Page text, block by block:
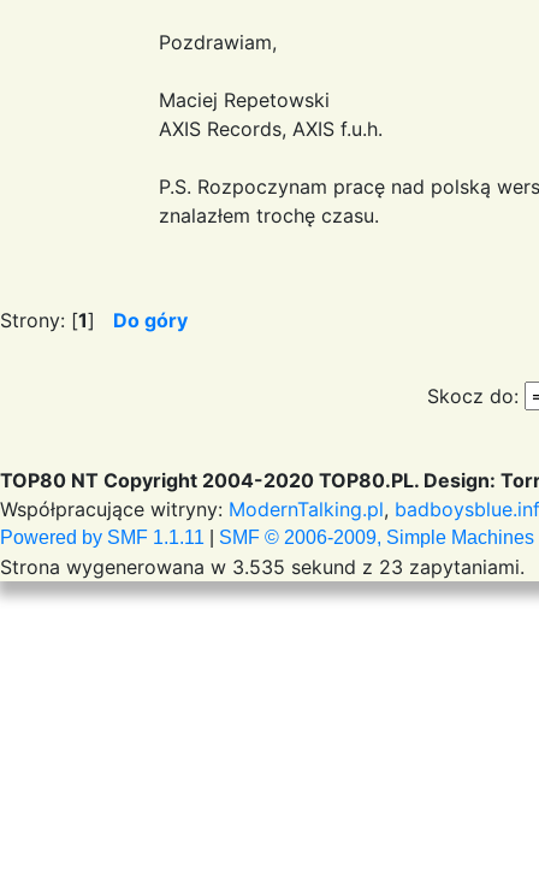
Pozdrawiam,
Maciej Repetowski
AXIS Records, AXIS f.u.h.
P.S. Rozpoczynam pracę nad polską
znalazłem trochę czasu.
Strony: [1] Do góry
Skocz do:
TOP80 NT Copyright 2004-2020 TOP80.PL. Design:
Współpracujące witryny: ModernTalking.pl,
Powered by SMF 1.1.11 SMF © 2006-2009, Simple Machines
Strona wygenerowana w 3.535 sekund z 23 zapytaniami.